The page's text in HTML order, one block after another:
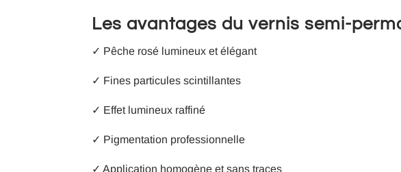
Les avantages du vernis semi-
✓ Pêche rosé lumineux et élégant
✓ Fines particules scintillantes
✓ Effet lumineux raffiné
✓ Pigmentation professionnelle
✓ Application homogène et sans traces